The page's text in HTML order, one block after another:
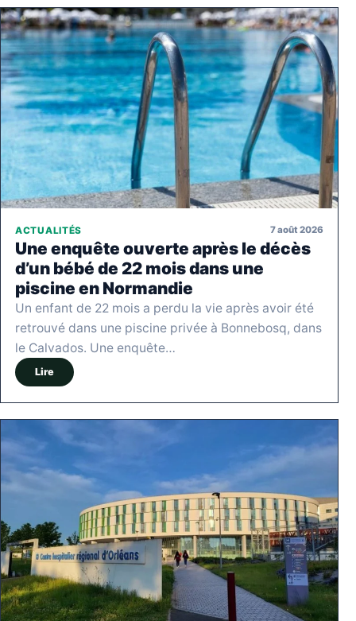
ACTUALITÉS 7 août 2026
Une enquête ouverte après le décès
d’un bébé de 22 mois dans une
piscine en Normandie
Un enfant de 22 mois a perdu la vie après avoir été
retrouvé dans une piscine privée à Bonnebosq, dans
le Calvados. Une enquête…
Lire